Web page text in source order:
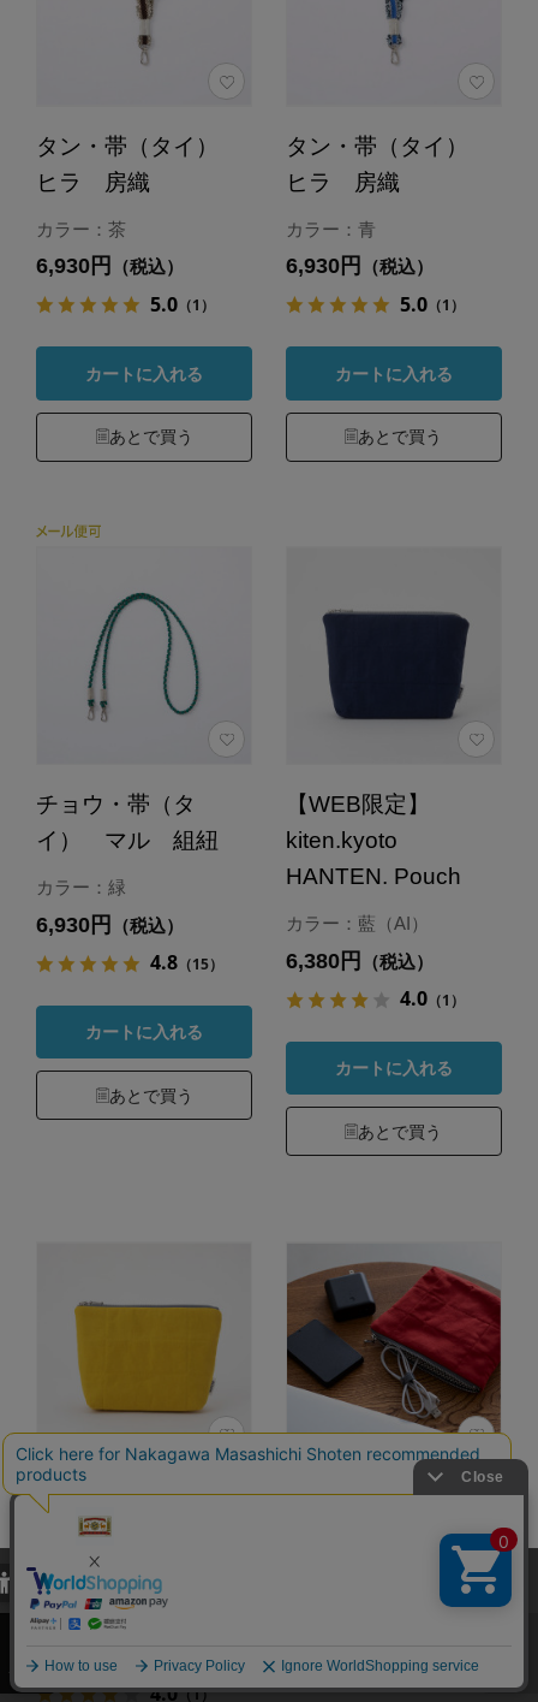
タン・帯（タイ）
ヒラ 房織
カラー：茶
6,930円 （税込）
5.0（1）
カートに入れる
あとで買う
タン・帯（タイ）
ヒラ 房織
カラー：青
6,930円 （税込）
5.0（1）
カートに入れる
あとで買う
チョウ・帯（タ
イ） マル 組紐
カラー：緑
6,930円 （税込）
4.8（15）
カートに入れる
あとで買う
【WEB限定】
kiten.kyoto
HANTEN. Pouch
カラー：藍（AI）
6,380円 （税込）
4.0（1）
カートに入れる
あとで買う
【WEB限定】
kiten.kyoto
HANTEN. Pouch
カラー：黄蘗（KIHADA）
6,380円 （税込）
4.0（1）
【WEB限定】
6,380円
当サイトでは、当サイト内における閲覧履歴・属性情報などの取得およ
び利便性向上のためにクッキー（Cookie）を使用いたします。詳細に
関しては「プライバシーポリシー
承諾する